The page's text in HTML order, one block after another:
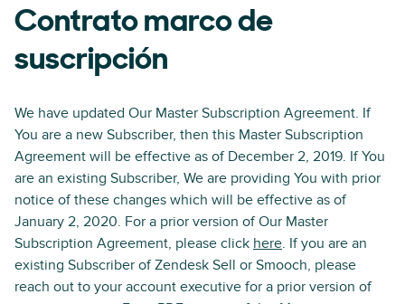
Contrato marco de
suscripción
We have updated Our Master Subscription Agreement. If
You are a new Subscriber, then this Master Subscription
Agreement will be effective as of December 2, 2019. If You
are an existing Subscriber, We are providing You with prior
notice of these changes which will be effective as of
January 2, 2020. For a prior version of Our Master
Subscription Agreement, please click here. If you are an
existing Subscriber of Zendesk Sell or Smooch, please
reach out to your account executive for a prior version of